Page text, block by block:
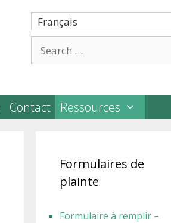
Français
for:
Contact Ressources
Formulaires de
plainte
Formulaire à remplir –